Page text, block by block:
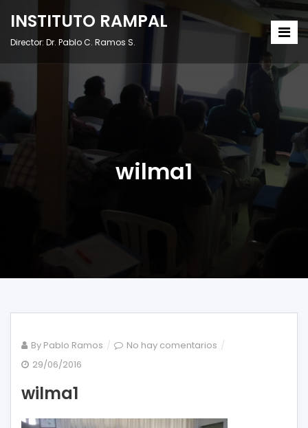
INSTITUTO RAMPAL
Director: Dr. Pablo C. Ramos S.
wilma1
By Pablo Ramos No hay comentarios en
29/06/2016
wilma1